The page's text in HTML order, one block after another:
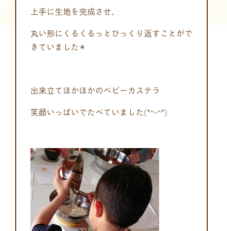
上手に生地を完成させ、
丸い形にくるくるっとひっくり返すことがで
きていました✴
出来立てほかほかのベビーカステラ
笑顔いっぱいでたべていました(*^-^*)